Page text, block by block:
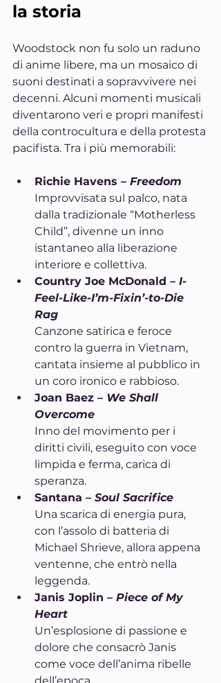
la storia
Woodstock non fu solo un raduno
di anime libere, ma un mosaico di
suoni destinati a sopravvivere nei
decenni. Alcuni momenti musicali
diventarono veri e propri manifesti
della controcultura e della protesta
pacifista. Tra i più memorabili:
Richie Havens – Freedom
Improvvisata sul palco, nata
dalla tradizionale “Motherless
Child”, divenne un inno
istantaneo alla liberazione
interiore e collettiva.
Country Joe McDonald – I-
Feel-Like-I’m-Fixin’-to-Die
Rag
Canzone satirica e feroce
contro la guerra in Vietnam,
cantata insieme al pubblico in
un coro ironico e rabbioso.
Joan Baez – We Shall
Overcome
Inno del movimento per i
diritti civili, eseguito con voce
limpida e ferma, carica di
speranza.
Santana – Soul Sacrifice
Una scarica di energia pura,
con l’assolo di batteria di
Michael Shrieve, allora appena
ventenne, che entrò nella
leggenda.
Janis Joplin – Piece of My
Heart
Un’esplosione di passione e
dolore che consacrò Janis
come voce dell’anima ribelle